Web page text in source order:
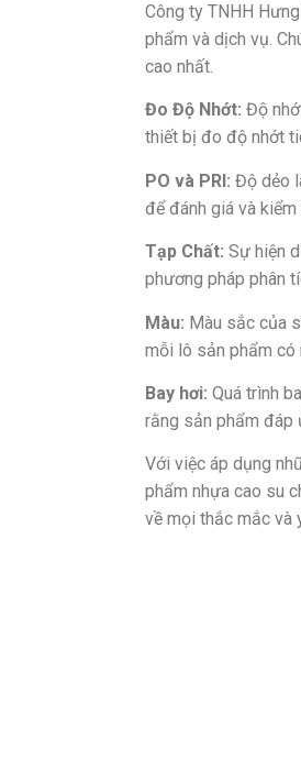
Công ty TNHH
phẩm và dịch vụ.
cao nhất.
Đo Độ Nhớt: Độ
thiết bị đo độ nhớt
PO và PRI: Độ dẻo
để đánh giá và
Tạp Chất: Sự hiện
phương pháp phân
Màu: Màu sắc của
mỗi lô sản phẩm có
Bay hơi: Quá trình
rằng sản phẩm đáp
Với việc áp dụng
phẩm nhựa cao su
về mọi thắc mắc và